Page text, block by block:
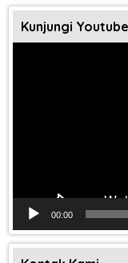
Kunjungi
00:00